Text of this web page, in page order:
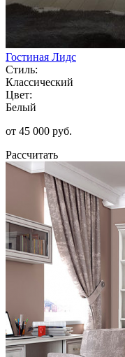
Гостиная Лидс
Стиль:
Классический
Цвет:
Белый
от 45 000 руб.
Рассчитать